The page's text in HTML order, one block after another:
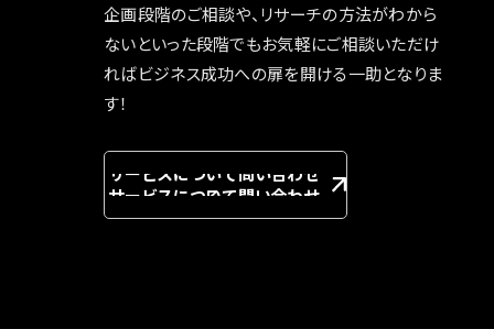
企画段階のご相談や、リサーチの方法がわから
ないといった段階でもお気軽にご相談いただけ
ればビジネス成功への扉を開ける一助となりま
す！
サービスについて問い合わせ